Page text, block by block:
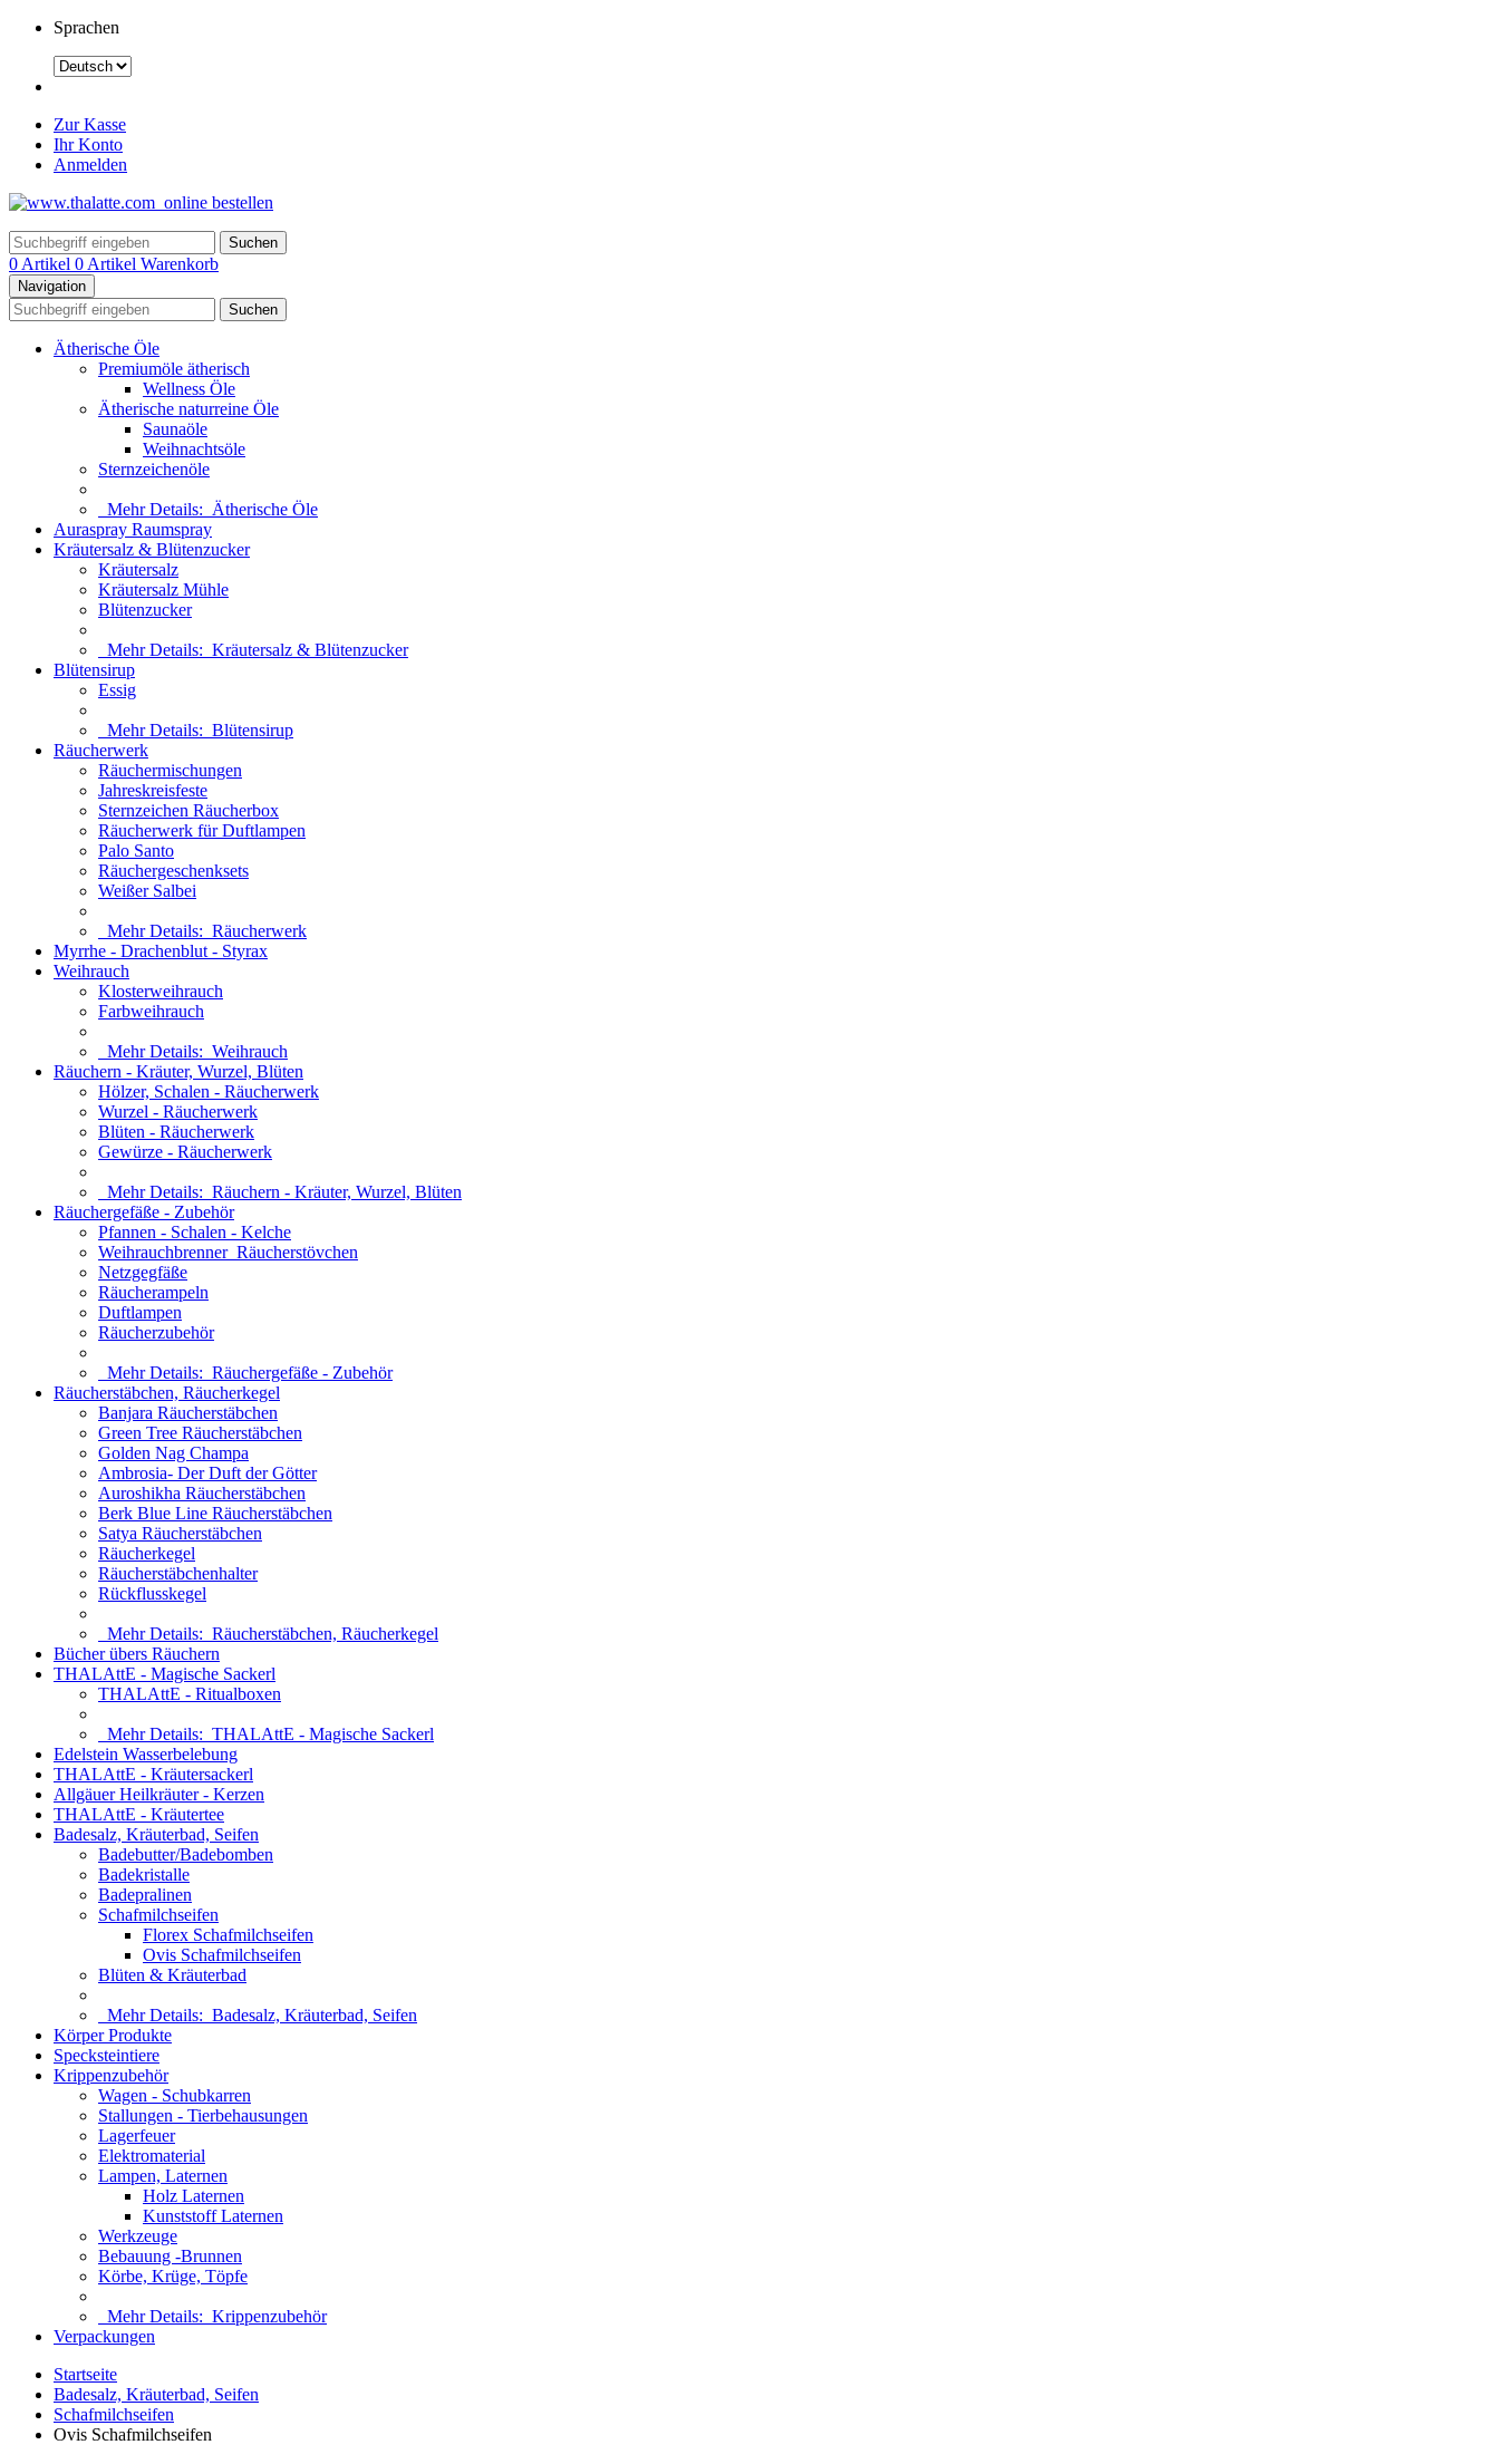
Sprachen
Zur Kasse
Ihr Konto
Anmelden
Suchen
0 Artikel 0 Artikel Warenkorb
Navigation
Suchen
Ätherische Öle
Premiumöle ätherisch
Wellness Öle
Ätherische naturreine Öle
Saunaöle
Weihnachtsöle
Sternzeichenöle
Mehr Details: Ätherische Öle
Auraspray Raumspray
Kräutersalz & Blütenzucker
Kräutersalz
Kräutersalz Mühle
Blütenzucker
Mehr Details: Kräutersalz & Blütenzucker
Blütensirup
Essig
Mehr Details: Blütensirup
Räucherwerk
Räuchermischungen
Jahreskreisfeste
Sternzeichen Räucherbox
Räucherwerk für Duftlampen
Palo Santo
Räuchergeschenksets
Weißer Salbei
Mehr Details: Räucherwerk
Myrrhe - Drachenblut - Styrax
Weihrauch
Klosterweihrauch
Farbweihrauch
Mehr Details: Weihrauch
Räuchern - Kräuter, Wurzel, Blüten
Hölzer, Schalen - Räucherwerk
Wurzel - Räucherwerk
Blüten - Räucherwerk
Gewürze - Räucherwerk
Mehr Details: Räuchern - Kräuter, Wurzel, Blüten
Räuchergefäße - Zubehör
Pfannen - Schalen - Kelche
Weihrauchbrenner_Räucherstövchen
Netzgegfäße
Räucherampeln
Duftlampen
Räucherzubehör
Mehr Details: Räuchergefäße - Zubehör
Räucherstäbchen, Räucherkegel
Banjara Räucherstäbchen
Green Tree Räucherstäbchen
Golden Nag Champa
Ambrosia- Der Duft der Götter
Auroshikha Räucherstäbchen
Berk Blue Line Räucherstäbchen
Satya Räucherstäbchen
Räucherkegel
Räucherstäbchenhalter
Rückflusskegel
Mehr Details: Räucherstäbchen, Räucherkegel
Bücher übers Räuchern
THALAttE - Magische Sackerl
THALAttE - Ritualboxen
Mehr Details: THALAttE - Magische Sackerl
Edelstein Wasserbelebung
THALAttE - Kräutersackerl
Allgäuer Heilkräuter - Kerzen
THALAttE - Kräutertee
Badesalz, Kräuterbad, Seifen
Badebutter/Badebomben
Badekristalle
Badepralinen
Schafmilchseifen
Florex Schafmilchseifen
Ovis Schafmilchseifen
Blüten & Kräuterbad
Mehr Details: Badesalz, Kräuterbad, Seifen
Körper Produkte
Specksteintiere
Krippenzubehör
Wagen - Schubkarren
Stallungen - Tierbehausungen
Lagerfeuer
Elektromaterial
Lampen, Laternen
Holz Laternen
Kunststoff Laternen
Werkzeuge
Bebauung -Brunnen
Körbe, Krüge, Töpfe
Mehr Details: Krippenzubehör
Verpackungen
Startseite
Badesalz, Kräuterbad, Seifen
Schafmilchseifen
Ovis Schafmilchseifen